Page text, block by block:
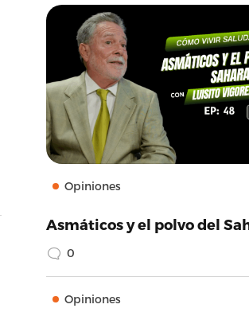
Opiniones
Asmáticos y el polvo del
0
Opiniones